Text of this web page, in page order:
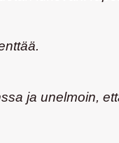
ja unelmoin,